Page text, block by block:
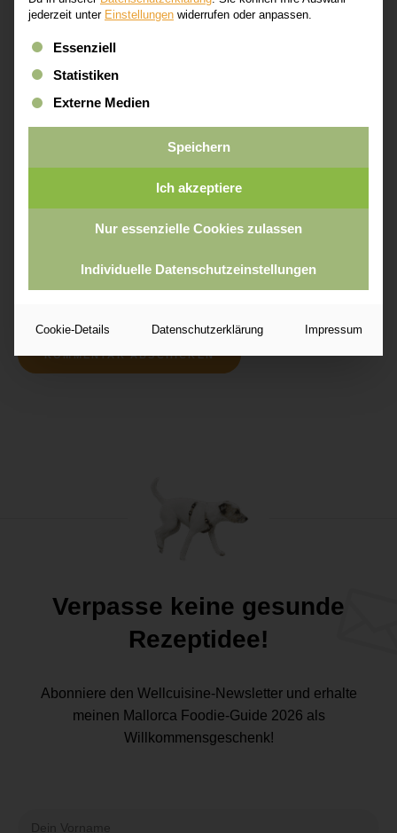
Name*
Verpasse keine gesunde
Rezeptidee!
Abonniere den Wellcuisine-Newsletter und erhalte
meinen Mallorca Foodie-Guide 2026 als
Willkommensgeschenk!
jederzeit unter Einstellungen widerrufen oder anpassen.
Es folgt eine Liste der Service-Gruppen, für die eine
Essenziell
Statistiken
Externe Medien
Speichern
Ich akzeptiere
Nur essenzielle Cookies zulassen
Individuelle Datenschutzeinstellungen
Cookie-Details Datenschutzerklärung Impressum